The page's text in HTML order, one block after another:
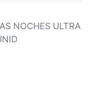
NOCHES ULTRA